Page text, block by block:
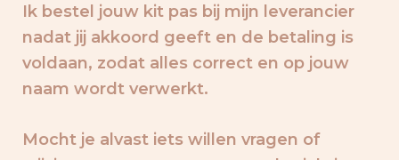
Ik bestel jouw kit pas bij mijn leverancier
nadat jij akkoord geeft en de betaling is
voldaan, zodat alles correct en op jouw
naam wordt verwerkt.
Mocht je alvast iets willen vragen of